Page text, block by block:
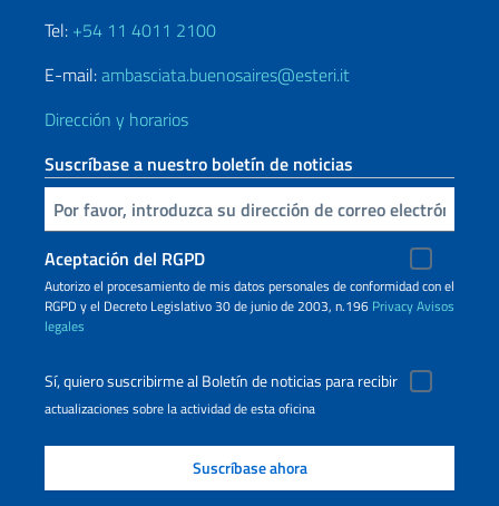
Tel: +54 11 4011 2100
E-mail:ambasciata.buenosaires@esteri.it
Dirección y horarios
Suscríbase a nuestro boletín de noticias
Inserta tu correo electronico
Aceptación del RGPD
Autorizo ​​el procesamiento de mis datos personales de conformidad con el
RGPD y el Decreto Legislativo 30 de junio de 2003, n.196 PrivacyAvisos
legales
Sí, quiero suscribirme al Boletín de noticias para recibir
actualizaciones sobre la actividad de esta oficina